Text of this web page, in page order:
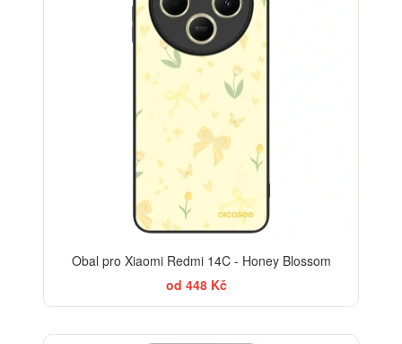
Obal pro Xiaomi Redmi 14C - Honey Blossom
od 448 Kč